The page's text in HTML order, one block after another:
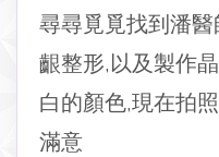
尋尋覓覓找到潘
齦整形,以及製作
白的顏色,現在拍
滿意